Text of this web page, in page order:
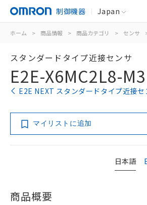
制御機器 Japan
ホーム > 商品情報 > 商品カテゴリ > センサ
スタンダードタイプ近接センサ
E2E-X6MC2L8-M3
E2E NEXT スタンダードタイプ近接セ
マイリストに追加
日本語
商品概要